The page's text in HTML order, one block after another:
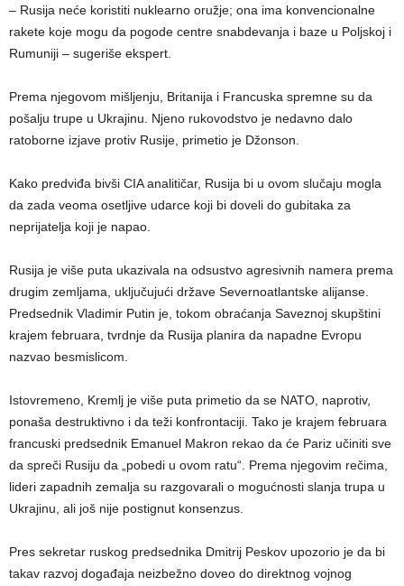
– Rusija neće koristiti nuklearno oružje; ona ima konvencionalne
rakete koje mogu da pogode centre snabdevanja i baze u Poljskoj i
Rumuniji – sugeriše ekspert.
Prema njegovom mišljenju, Britanija i Francuska spremne su da
pošalju trupe u Ukrajinu. Njeno rukovodstvo je nedavno dalo
ratoborne izjave protiv Rusije, primetio je Džonson.
Kako predviđa bivši CIA analitičar, Rusija bi u ovom slučaju mogla
da zada veoma osetljive udarce koji bi doveli do gubitaka za
neprijatelja koji je napao.
Rusija je više puta ukazivala na odsustvo agresivnih namera prema
drugim zemljama, uključujući države Severnoatlantske alijanse.
Predsednik Vladimir Putin je, tokom obraćanja Saveznoj skupštini
krajem februara, tvrdnje da Rusija planira da napadne Evropu
nazvao besmislicom.
Istovremeno, Kremlj je više puta primetio da se NATO, naprotiv,
ponaša destruktivno i da teži konfrontaciji. Tako je krajem februara
francuski predsednik Emanuel Makron rekao da će Pariz učiniti sve
da spreči Rusiju da „pobedi u ovom ratu“. Prema njegovim rečima,
lideri zapadnih zemalja su razgovarali o mogućnosti slanja trupa u
Ukrajinu, ali još nije postignut konsenzus.
Pres sekretar ruskog predsednika Dmitrij Peskov upozorio je da bi
takav razvoj događaja neizbežno doveo do direktnog vojnog